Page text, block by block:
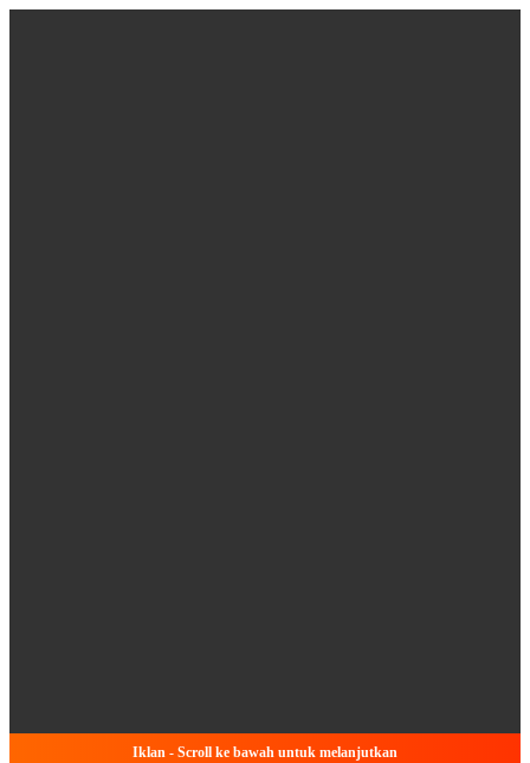
Iklan - Scroll ke bawah untuk melanjutkan